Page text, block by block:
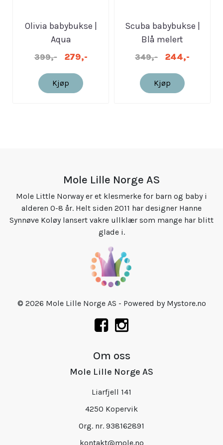
Olivia babybukse |
Aqua
399,- 279,-
Kjøp
Scuba babybukse |
Blå melert
349,- 244,-
Kjøp
Mole Lille Norge AS
Mole Little Norway er et klesmerke for barn og baby i
alderen 0-8 år. Helt siden 2011 har designer Hanne
Synnøve Koløy lansert vakre ullklær som mange har blitt
glade i.
© 2026 Mole Lille Norge AS - Powered by Mystore.no
Om oss
Mole Lille Norge AS
Liarfjell 141
4250 Kopervik
Org. nr. 938162891
kontakt@mole.no